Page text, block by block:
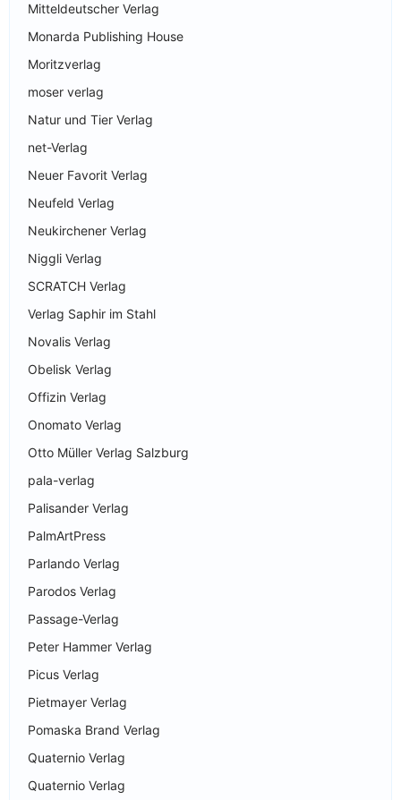
Mitteldeutscher Verlag
Monarda Publishing House
Moritzverlag
moser verlag
Natur und Tier Verlag
net-Verlag
Neuer Favorit Verlag
Neufeld Verlag
Neukirchener Verlag
Niggli Verlag
SCRATCH Verlag
Verlag Saphir im Stahl
Novalis Verlag
Obelisk Verlag
Offizin Verlag
Onomato Verlag
Otto Müller Verlag Salzburg
pala-verlag
Palisander Verlag
PalmArtPress
Parlando Verlag
Parodos Verlag
Passage-Verlag
Peter Hammer Verlag
Picus Verlag
Pietmayer Verlag
Pomaska Brand Verlag
Quaternio Verlag
Quaternio Verlag